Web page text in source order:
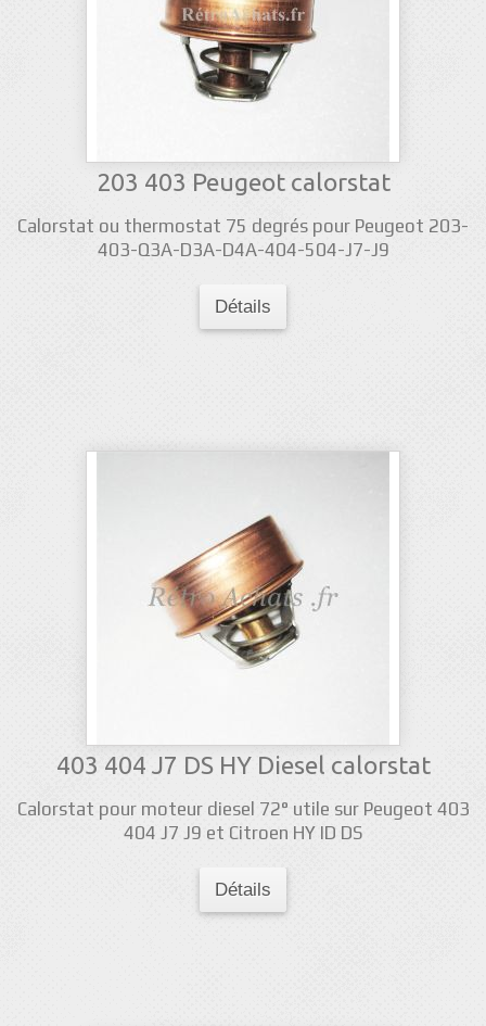
203 403 Peugeot calorstat
Calorstat ou thermostat 75 degrés pour Peugeot 203-
403-Q3A-D3A-D4A-404-504-J7-J9
Détails
403 404 J7 DS HY Diesel calorstat
Calorstat pour moteur diesel 72° utile sur Peugeot 403
404 J7 J9 et Citroen HY ID DS
Détails